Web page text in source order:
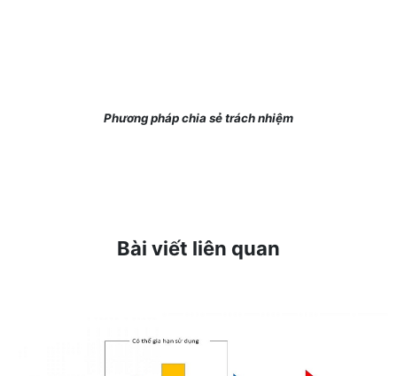
Phương pháp chia sẻ trách nhiệm
Bài viết liên quan